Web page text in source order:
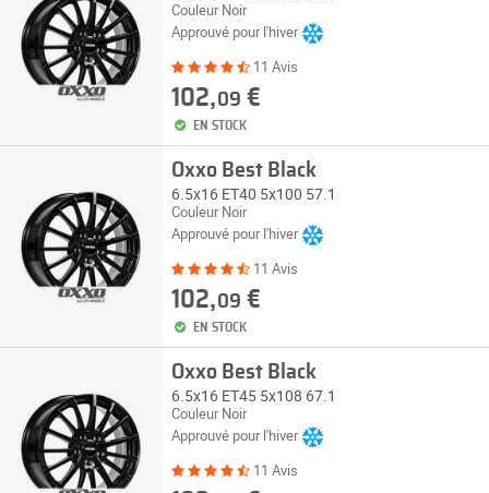
Couleur Noir
Approuvé pour l'hiver
11 Avis
102,09 €
EN STOCK
Oxxo Best Black
6.5x16 ET40 5x100 57.1
Couleur Noir
Approuvé pour l'hiver
11 Avis
102,09 €
EN STOCK
Oxxo Best Black
6.5x16 ET45 5x108 67.1
Couleur Noir
Approuvé pour l'hiver
11 Avis